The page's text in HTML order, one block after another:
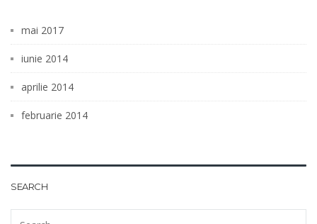
mai 2017
iunie 2014
aprilie 2014
februarie 2014
SEARCH